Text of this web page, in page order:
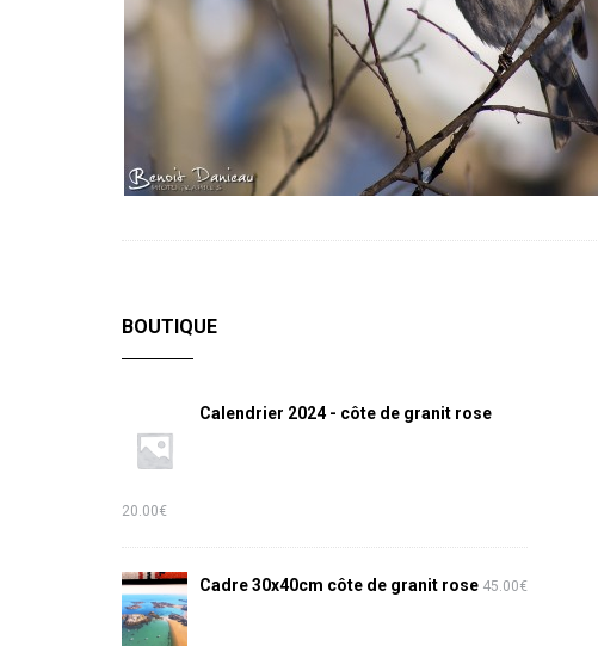
BOUTIQUE
Calendrier 2024 - côte de granit rose
20.00€
Cadre 30x40cm côte de granit rose 45.00€